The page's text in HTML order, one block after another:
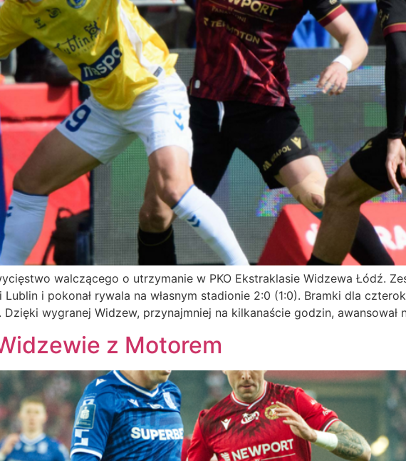
walczącego o utrzymanie w PKO Ekstraklasie Widzewa Łódź.
i pokonał rywala na własnym stadionie 2:0 (1:0). Bramki dla
Dzięki wygranej Widzew, przynajmniej na kilkanaście godzin,
z Motorem